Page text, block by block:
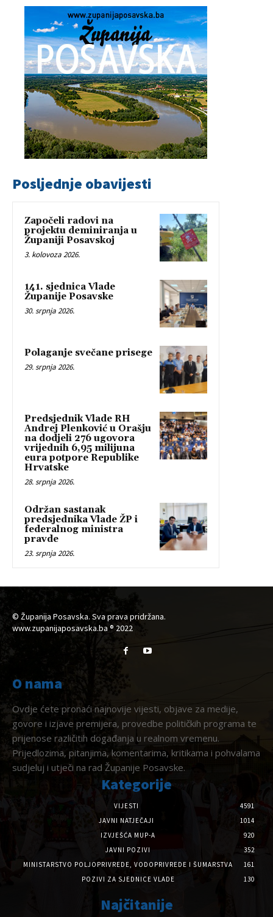
Posljednje obavijesti
Započeli radovi na
projektu deminiranja u
Županiji Posavskoj
3. kolovoza 2026.
141. sjednica Vlade
Županije Posavske
30. srpnja 2026.
Polaganje svečane prisege
29. srpnja 2026.
Predsjednik Vlade RH
Andrej Plenković u Orašju
na dodjeli 276 ugovora
vrijednih 6,95 milijuna
eura potpore Republike
Hrvatske
28. srpnja 2026.
Održan sastanak
predsjednika Vlade ŽP i
federalnog ministra
pravde
23. srpnja 2026.
© Županija Posavska. Sva prava pridržana.
www.zupanijaposavska.ba ® 2022
O nama
Ovdje ćete pronaći najnovije vijesti, objave za medije,
govore i izjave premijera, provedbe političkih programa te
prijenose različitih događanja u realnom vremenu.
Prijedlozima, pitanjima, komentarima, kritikama i pohvalama
sudjeluj i utječi na rad Županije Posavske.
Kategorije
VIJESTI
4591
JAVNI NATJEČAJI
1014
IZVJEŠĆA MUP-A
920
JAVNI POZIVI
352
MINISTARSTVO POLJOPRIVREDE, VODOPRIVREDE I ŠUMARSTVA
161
POZIVI ZA SJEDNICE VLADE
130
Najčitanije